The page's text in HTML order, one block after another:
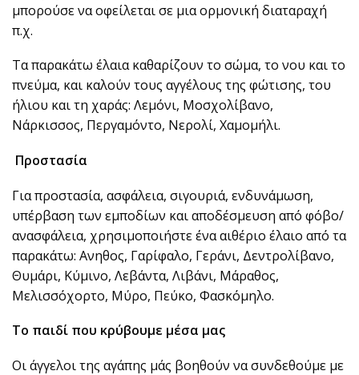
μπορούσε να οφείλεται σε μια ορμονική διαταραχή
π.χ.
Τα παρακάτω έλαια καθαρίζουν το σώμα, το νου και το
πνεύμα, και καλούν τους αγγέλους της φώτισης, του
ήλιου και τη χαράς: Λεμόνι, Μοσχολίβανο,
Νάρκισσος, Περγαμόντο, Νερολί, Χαμομήλι.
Προστασία
Για προστασία, ασφάλεια, σιγουριά, ενδυνάμωση,
υπέρβαση των εμποδίων και αποδέσμευση από φόβο/
ανασφάλεια, χρησιμοποιήστε ένα αιθέριο έλαιο από τα
παρακάτω: Ανηθος, Γαρίφαλο, Γεράνι, Δεντρολίβανο,
Θυμάρι, Κύμινο, Λεβάντα, Λιβάνι, Μάραθος,
Μελισσόχορτο, Μύρο, Πεύκο, Φασκόμηλο.
Το παιδί που κρύβουμε μέσα μας
Οι άγγελοι της αγάπης μάς βοηθούν να συνδεθούμε με